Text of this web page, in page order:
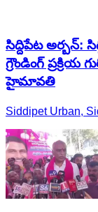
సిద్దిపేట అర్బన్:
గ్రౌండింగ్ ప్రక్రియ
హైమావతి
Siddipet Urban,